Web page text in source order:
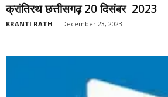
क्रांतिरथ छत्तीसगढ़ 20 दिसंबर 2023
KRANTI RATH - December 23, 2023